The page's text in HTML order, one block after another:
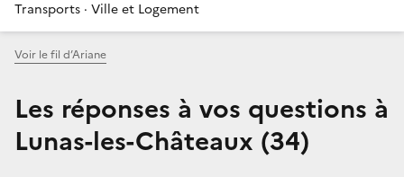
Transports · Ville et Logement
Voir le fil d’Ariane
Les réponses à vos questions à
Lunas-les-Châteaux (34)